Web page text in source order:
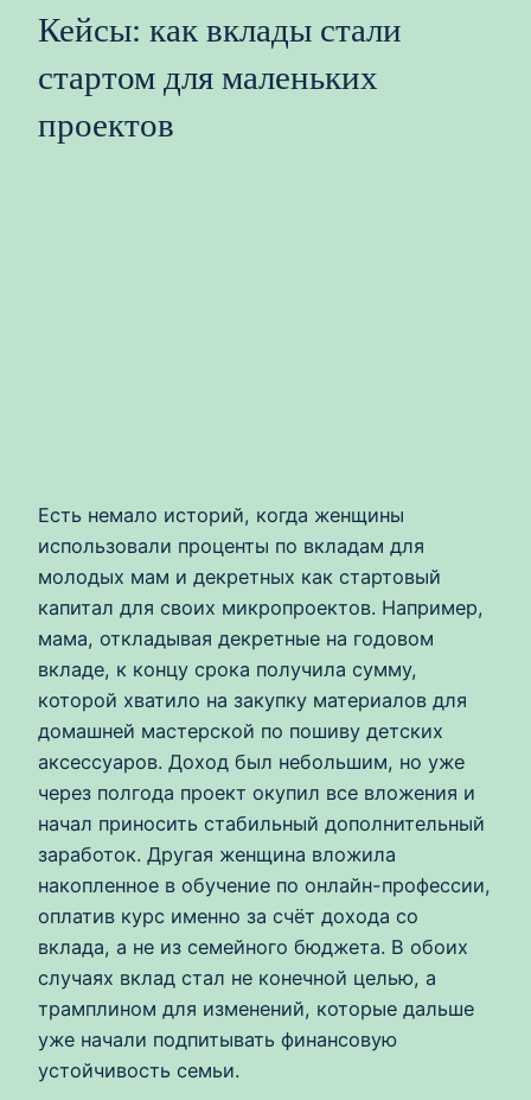
Кейсы: как вклады стали
стартом для маленьких
проектов
Есть немало историй, когда женщины
использовали проценты по вкладам для
молодых мам и декретных как стартовый
капитал для своих микропроектов. Например,
мама, откладывая декретные на годовом
вкладе, к концу срока получила сумму,
которой хватило на закупку материалов для
домашней мастерской по пошиву детских
аксессуаров. Доход был небольшим, но уже
через полгода проект окупил все вложения и
начал приносить стабильный дополнительный
заработок. Другая женщина вложила
накопленное в обучение по онлайн-профессии,
оплатив курс именно за счёт дохода со
вклада, а не из семейного бюджета. В обоих
случаях вклад стал не конечной целью, а
трамплином для изменений, которые дальше
уже начали подпитывать финансовую
устойчивость семьи.